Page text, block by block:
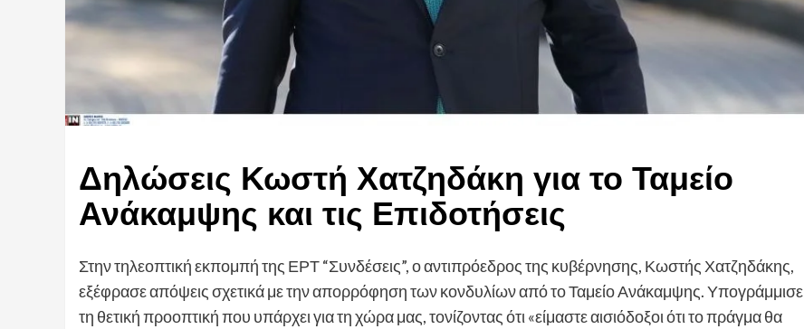
Δηλώσεις Κωστή Χατζηδάκη για το Ταμείο
Ανάκαμψης και τις Επιδοτήσεις
Στην τηλεοπτική εκπομπή της ΕΡΤ “Συνδέσεις”, ο αντιπρόεδρος της κυβέρνησης, Κωστής Χατζηδάκης,
εξέφρασε απόψεις σχετικά με την απορρόφηση των κονδυλίων από το Ταμείο Ανάκαμψης. Υπογράμμισε
τη θετική προοπτική που υπάρχει για τη χώρα μας, τονίζοντας ότι «είμαστε αισιόδοξοι ότι το πράγμα θα